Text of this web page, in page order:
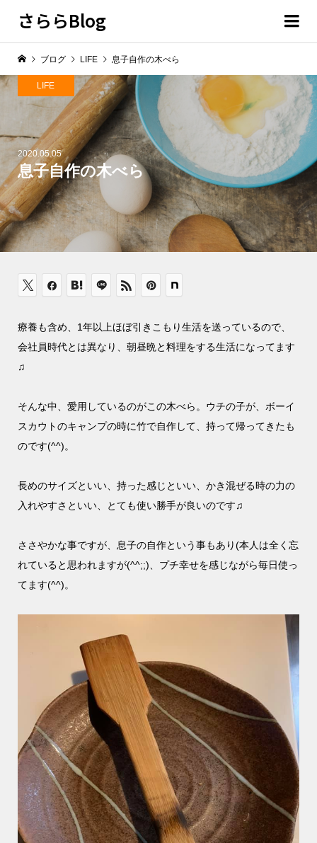
さららBlog
2020.05.05
息子自作の木べら
LIFE
ブログ LIFE 息子自作の木べら
療養も含め、1年以上ほぼ引きこもり生活を送っているので、
会社員時代とは異なり、朝昼晩と料理をする生活になってます
♫
そんな中、愛用しているのがこの木べら。ウチの子が、ボーイ
スカウトのキャンプの時に竹で自作して、持って帰ってきたも
のです(^^)。
長めのサイズといい、持った感じといい、かき混ぜる時の力の
入れやすさといい、とても使い勝手が良いのです♫
ささやかな事ですが、息子の自作という事もあり(本人は全く忘
れていると思われますが(^^;;)、プチ幸せを感じながら毎日使っ
てます(^^)。